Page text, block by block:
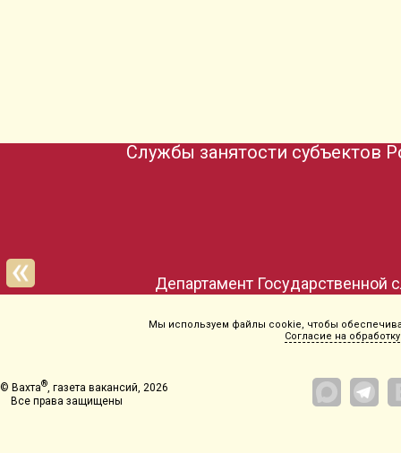
Департамент Государственной
Службы занятости субъектов
Мы используем файлы cookie, чтобы
Согласие на обработку
© Вахта® , газета вакансий, 2026
Все права защищены